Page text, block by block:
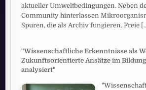
aktueller Umweltbedingungen. Neben
Community hinterlassen
Spuren, die als Archiv fungieren. Freie
"Wissenschaftliche Erkenntnisse als
Zukunftsorientierte Ansätze im
analysiert"